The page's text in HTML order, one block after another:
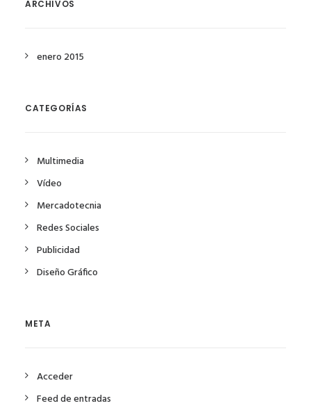
ARCHIVOS
enero 2015
CATEGORÍAS
Multimedia
Vídeo
Mercadotecnia
Redes Sociales
Publicidad
Diseño Gráfico
META
Acceder
Feed de entradas